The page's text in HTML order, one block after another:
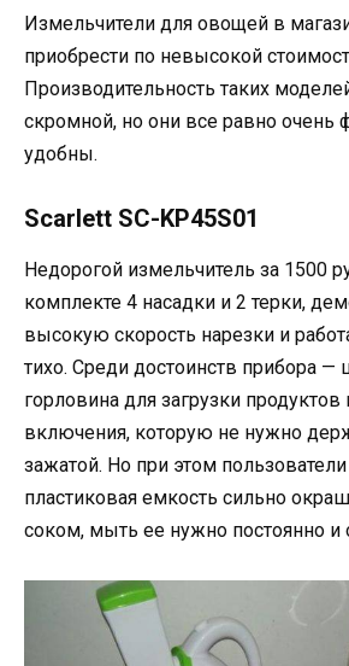
Измельчители для овощей в
приобрести по невысокой
Производительность таких
скромной, но они все равно очень
удобны.
Scarlett SC-KP45S01
Недорогой измельчитель за 1500
комплекте 4 насадки и 2 терки,
высокую скорость нарезки и
тихо. Среди достоинств прибора —
горловина для загрузки продуктов
включения, которую не нужно
зажатой. Но при этом
пластиковая емкость сильно
соком, мыть ее нужно постоянно и